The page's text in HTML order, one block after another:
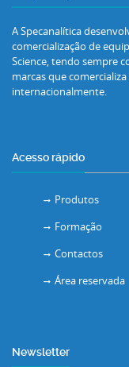
A Specanalítica
comercialização de
Science, tendo sempre
marcas que
internacionalmente.
Acesso rápido
Produtos
Formação
Contactos
Área reservada
Newsletter